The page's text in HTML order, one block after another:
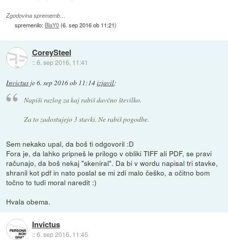
Zgodovina sprememb…
spremenilo: BlaY0(6. sep 2016 ob 11:21)
CoreySteel
::6. sep 2016, 11:41
Invictus je6. sep 2016 ob 11:14izjavil:
Napiši razlog za kaj rabiš davčno številko.
Za to zadostujejo 3 stavki. Ne rabiš pogodbe.
Sem nekako upal, da boš ti odgovoril :D
Fora je, da lahko pripneš le prilogo v obliki TIFF ali PDF, se pravi
računajo, da boš nekaj "skeniral". Da bi v wordu napisal tri stavke,
shranil kot pdf in nato poslal se mi zdi malo češko, a očitno bom
točno to tudi moral naredit :)
Hvala obema.
Invictus
::6. sep 2016, 11:45